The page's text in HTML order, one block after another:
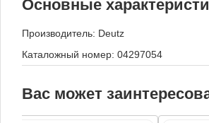
Основные
Производитель: Deutz
Каталожный номер: 04297054
Вас может